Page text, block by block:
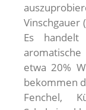
Vinschgauer
Es
etwa 20%
bekommen
Fenchel,